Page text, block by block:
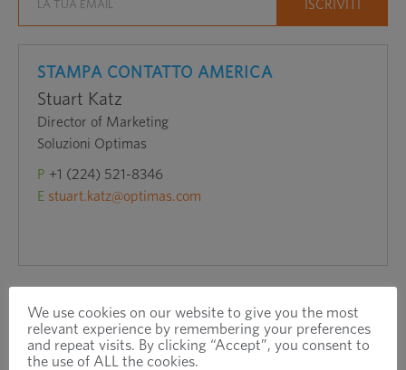
STAMPA CONTATTO AMERICA
Stuart Katz
Director of Marketing
Soluzioni Optimas
P +1 (224) 521-8346
E stuart.katz@optimas.com
We use cookies on our website to give you the most
relevant experience by remembering your preferences
and repeat visits. By clicking “Accept”, you consent to
the use of ALL the cookies.